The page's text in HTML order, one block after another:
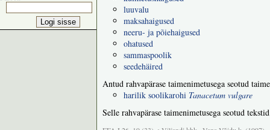
luuvalu
maksahaigused
neeru- ja põiehaigused
ohatused
sammaspoolik
seedehäired
Antud rahvapärase taimenimetusega seotud
harilik soolikarohi Tanacetum vulgare
Selle rahvapärase taimenimetusega seotud